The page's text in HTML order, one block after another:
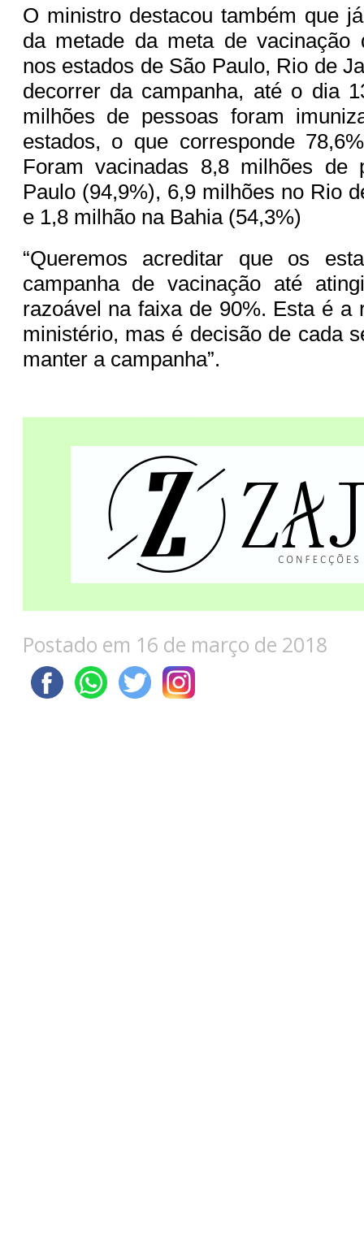
O ministro destacou também que
da metade da meta de vacinação
nos estados de São Paulo, Rio de
decorrer da campanha, até o dia
milhões de pessoas foram
estados, o que corresponde
Foram vacinadas 8,8 milhões de
Paulo (94,9%), 6,9 milhões no Rio
e 1,8 milhão na Bahia (54,3%)
“Queremos acreditar que os
campanha de vacinação até
razoável na faixa de 90%. Esta é a
ministério, mas é decisão de cada
manter a campanha”.
Postado em 16 de março de 2018